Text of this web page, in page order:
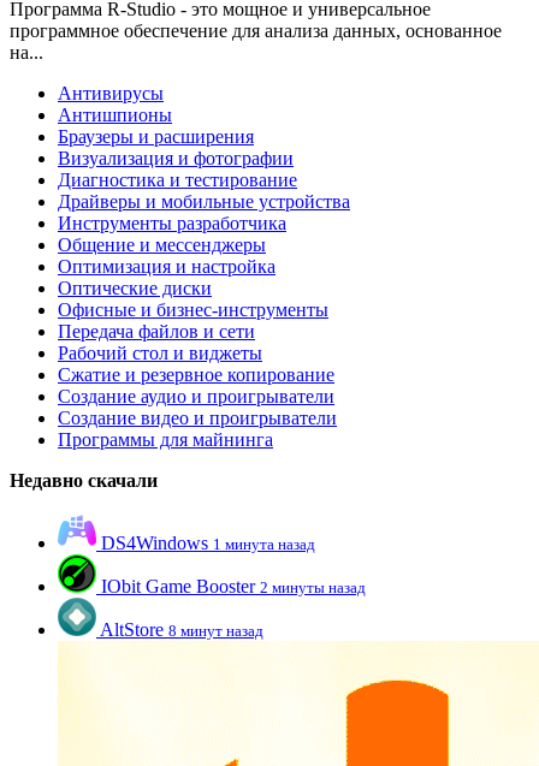
Программа R-Studio - это мощное и универсальное
программное обеспечение для анализа данных, основанное
на...
Антивирусы
Антишпионы
Браузеры и расширения
Визуализация и фотографии
Диагностика и тестирование
Драйверы и мобильные устройства
Инструменты разработчика
Общение и мессенджеры
Оптимизация и настройка
Оптические диски
Офисные и бизнес-инструменты
Передача файлов и сети
Рабочий стол и виджеты
Сжатие и резервное копирование
Создание аудио и проигрыватели
Создание видео и проигрыватели
Программы для майнинга
Недавно скачали
DS4Windows 1 минута назад
IObit Game Booster 2 минуты назад
AltStore 8 минут назад